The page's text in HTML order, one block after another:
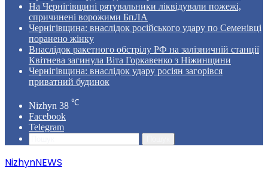
На Чернігівщині рятувальники ліквідували пожежі,
спричинені ворожими БпЛА
Чернігівщина: внаслідок російського удару по Семенівці
поранено жінку
Внаслідок ракетного обстрілу РФ на залізничній станції
Квітнева загинула Віта Горкавенко з Ніжинщини
Чернігівщина: внаслідок удару росіян загорівся
приватний будинок
Nizhyn 38 ℃
Facebook
Telegram
NizhynNEWS